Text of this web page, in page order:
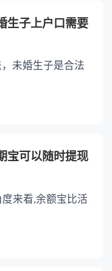
生子上户口需要
未婚生子是合法
宝可以随时提现
来看,余额宝比活